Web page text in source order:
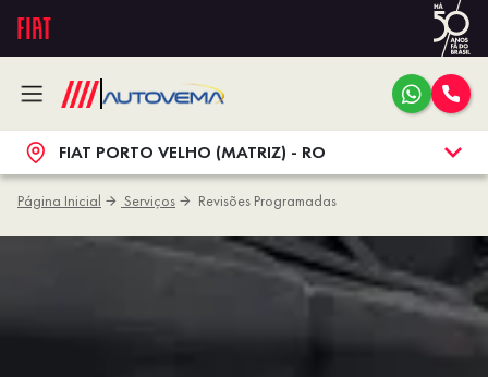
FIAT PORTO VELHO (MATRIZ) - RO
Página Inicial Serviços Revisões Programadas